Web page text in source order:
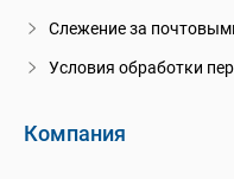
Слежение за
Условия обработки
Компания